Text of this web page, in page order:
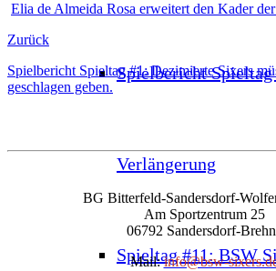
Spielbericht
Verlängerung
Spieltag #11: BSW
Elia de Almeida Rosa erweitert den Kader
Zurück
Spielbericht Spieltag #1: Dezimierte Sixers
geschlagen geben.
BG Bitterfeld-Sandersdorf-
Am Sportzentrum 25
06792 Sandersdorf-
Mail:info@bsw-